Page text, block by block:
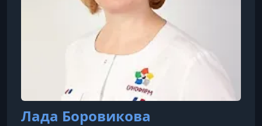
Лада Боровикова